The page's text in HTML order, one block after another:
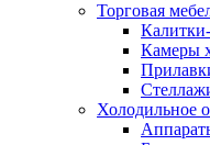
Торговая
Камеры
Холодильное